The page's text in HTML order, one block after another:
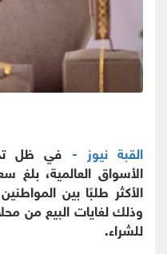
القبة نيوز - في ظل
للشراء.